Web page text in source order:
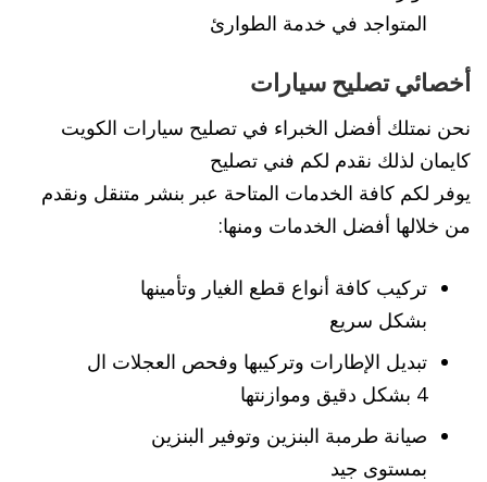
المتواجد في خدمة الطوارئ
أخصائي تصليح سيارات
نحن نمتلك أفضل الخبراء في تصليح سيارات الكويت
كايمان لذلك نقدم لكم فني تصليح
يوفر لكم كافة الخدمات المتاحة عبر بنشر متنقل ونقدم
من خلالها أفضل الخدمات ومنها:
تركيب كافة أنواع قطع الغيار وتأمينها
بشكل سريع
تبديل الإطارات وتركيبها وفحص العجلات ال
4 بشكل دقيق وموازنتها
صيانة طرمبة البنزين وتوفير البنزين
بمستوى جيد